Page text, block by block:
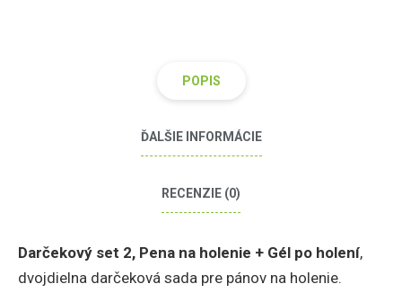
POPIS
ĎALŠIE INFORMÁCIE
RECENZIE (0)
Darčekový set 2, Pena na holenie + Gél po holení,
dvojdielna darčeková sada pre pánov na holenie.